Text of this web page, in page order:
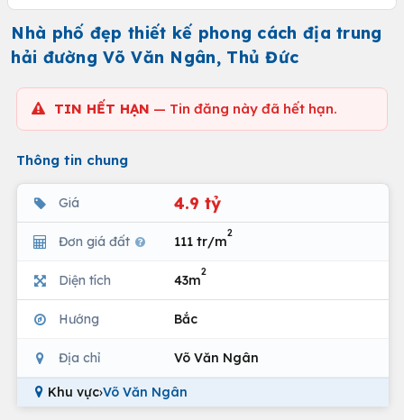
Nhà phố đẹp thiết kế phong cách địa trung
hải đường Võ Văn Ngân, Thủ Đức
TIN HẾT HẠN — Tin đăng này đã hết hạn.
Thông tin chung
Giá 4.9 tỷ
Đơn giá đất 111 tr/m
2
Diện tích 43m
2
Hướng Bắc
Địa chỉ Võ Văn Ngân
Khu vực›Võ Văn Ngân